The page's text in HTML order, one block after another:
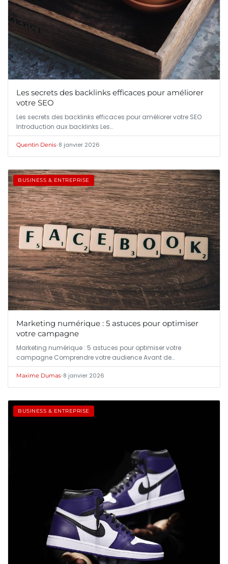
Les secrets des backlinks efficaces pour améliorer
votre SEO
Les secrets des backlinks efficaces pour améliorer votre SEO
Introduction aux backlinks Les…
Quentin Denis•8 janvier 2026
BUSINESS & ENTREPRISE
Marketing numérique : 5 astuces pour optimiser
votre campagne
Marketing numérique : 5 astuces pour optimiser votre
campagne Comprendre votre audience Avant de…
Maxime Dumas•8 janvier 2026
BUSINESS & ENTREPRISE